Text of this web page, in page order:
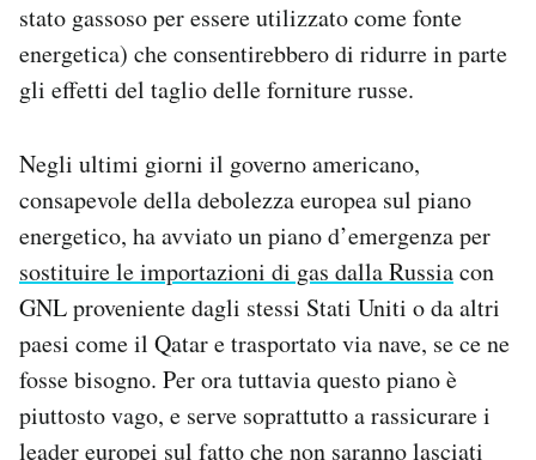
stato gassoso per essere utilizzato come fonte
energetica) che consentirebbero di ridurre in parte
gli effetti del taglio delle forniture russe.
Negli ultimi giorni il governo americano,
consapevole della debolezza europea sul piano
energetico, ha avviato un piano d’emergenza per
sostituire le importazioni di gas dalla Russiacon
GNL proveniente dagli stessi Stati Uniti o da altri
paesi come il Qatar e trasportato via nave, se ce ne
fosse bisogno. Per ora tuttavia questo piano è
piuttosto vago, e serve soprattutto a rassicurare i
leader europei sul fatto che non saranno lasciati